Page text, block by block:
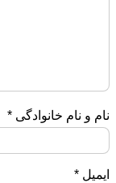
نام و نام خانوادگی *
ایمیل *